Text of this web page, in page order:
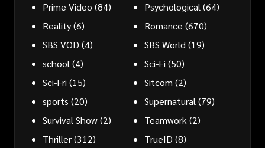
Prime Video (84) Psychological(64)
Reality(6) Romance (670)
SBS VOD (4) SBS World(19)
school(4) Sci-Fi (50)
Sci-Fri (15) Sitcom (2)
sports (20) Supernatural(79)
Survival Show(2) Teamwork(2)
Thriller(312) TrueID (8)